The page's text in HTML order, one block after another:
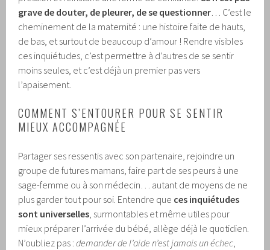
grave de douter, de pleurer, de se questionner… C’est le
cheminement de la maternité : une histoire faite de hauts,
de bas, et surtout de beaucoup d’amour ! Rendre visibles
ces inquiétudes, c’est permettre à d’autres de se sentir
moins seules, et c’est déjà un premier pas vers
l’apaisement.
COMMENT S’ENTOURER POUR SE SENTIR
MIEUX ACCOMPAGNÉE
Partager ses ressentis avec son partenaire, rejoindre un
groupe de futures mamans, faire part de ses peurs à une
sage-femme ou à son médecin… autant de moyens de ne
plus garder tout pour soi. Entendre que ces inquiétudes
sont universelles, surmontables et même utiles pour
mieux préparer l’arrivée du bébé, allège déjà le quotidien.
N’oubliez pas :demander de l’aide n’est jamais un échec,